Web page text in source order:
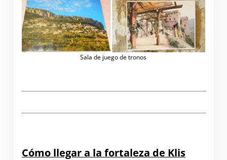
Sala de juego de tronos
Cómo llegar a la fortaleza de Klis